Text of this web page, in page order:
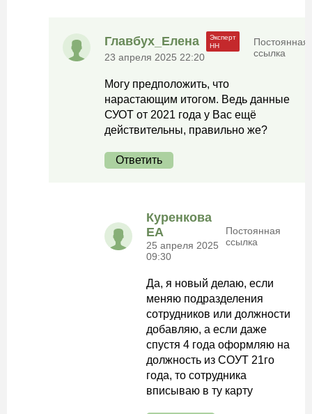
Главбух_Елена
23 апреля 2025 22:20
Постоянная
ссылка
Могу предположить, что
нарастающим итогом. Ведь данные
СУОТ от 2021 года у Вас ещё
действительны, правильно же?
Ответить
Куренкова
ЕА
25 апреля 2025
09:30
Постоянная
ссылка
Да, я новый делаю, если
меняю подразделения
сотрудников или должности
добавляю, а если даже
спустя 4 года оформляю на
должность из СОУТ 21го
года, то сотрудника
вписываю в ту карту